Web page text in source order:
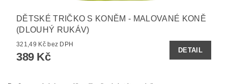
DĚTSKÉ TRIČKO S KONĚM - MALOVANÉ KONĚ
(DLOUHÝ RUKÁV)
321,49 Kč bez DPH
389 Kč
DETAIL